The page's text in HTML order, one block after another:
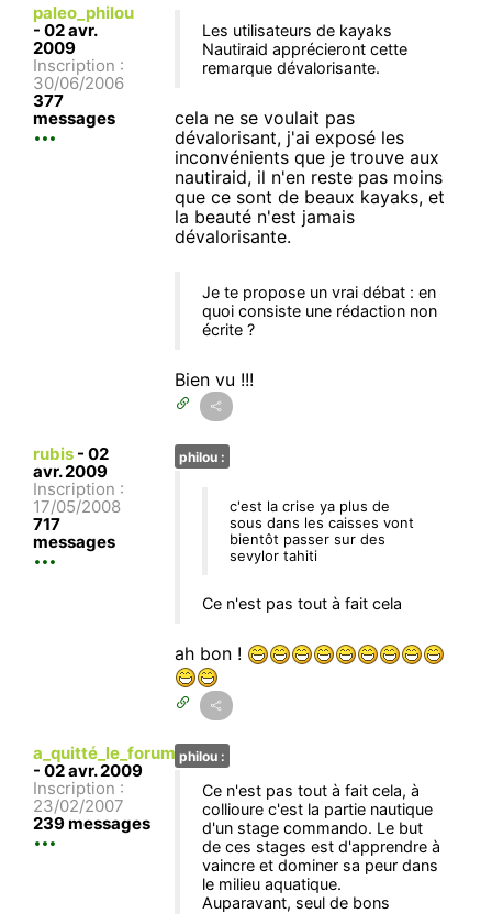
paleo_philou
- 02 avr.
2009
Inscription :
30/06/2006
377
messages
Les utilisateurs de kayaks
Nautiraid apprécieront cette
remarque dévalorisante.
cela ne se voulait pas
dévalorisant, j'ai exposé les
inconvénients que je trouve aux
nautiraid, il n'en reste pas moins
que ce sont de beaux kayaks, et
la beauté n'est jamais
dévalorisante.
Je te propose un vrai débat : en
quoi consiste une rédaction non
écrite ?
Bien vu !!!
rubis - 02
avr. 2009
Inscription :
17/05/2008
717
messages
philou :
c'est la crise ya plus de
sous dans les caisses vont
bientôt passer sur des
sevylor tahiti
Ce n'est pas tout à fait cela
ah bon !
a_quitté_le_forum
- 02 avr. 2009
Inscription :
23/02/2007
239 messages
philou :
Ce n'est pas tout à fait cela, à
collioure c'est la partie nautique
d'un stage commando. Le but
de ces stages est d'apprendre à
vaincre et dominer sa peur dans
le milieu aquatique.
Auparavant, seul de bons